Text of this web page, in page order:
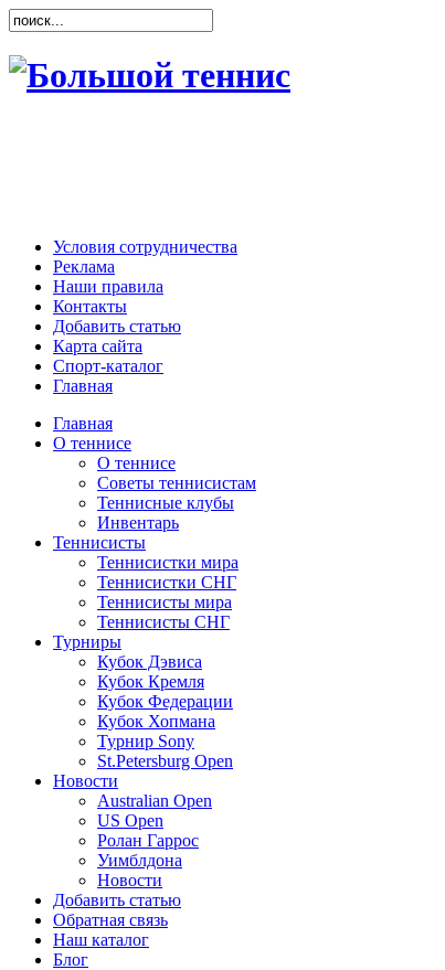
Условия сотрудничества
Реклама
Наши правила
Контакты
Добавить статью
Карта сайта
Спорт-каталог
Главная
Главная
О теннисе
О теннисе
Советы теннисистам
Теннисные клубы
Инвентарь
Теннисисты
Теннисистки мира
Теннисистки СНГ
Теннисисты мира
Теннисисты СНГ
Турниры
Кубок Дэвиса
Кубок Кремля
Кубок Федерации
Кубок Хопмана
Турнир Sony
St.Petersburg Open
Новости
Australian Open
US Open
Ролан Гаррос
Уимблдона
Новости
Добавить статью
Обратная связь
Наш каталог
Блог